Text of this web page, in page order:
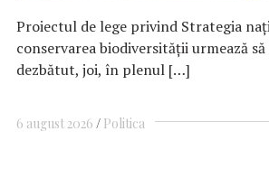
Proiectul de lege privind Strategia
conservarea biodiversității urmează
dezbătut, joi, în plenul […]
6 august 2026 Politica